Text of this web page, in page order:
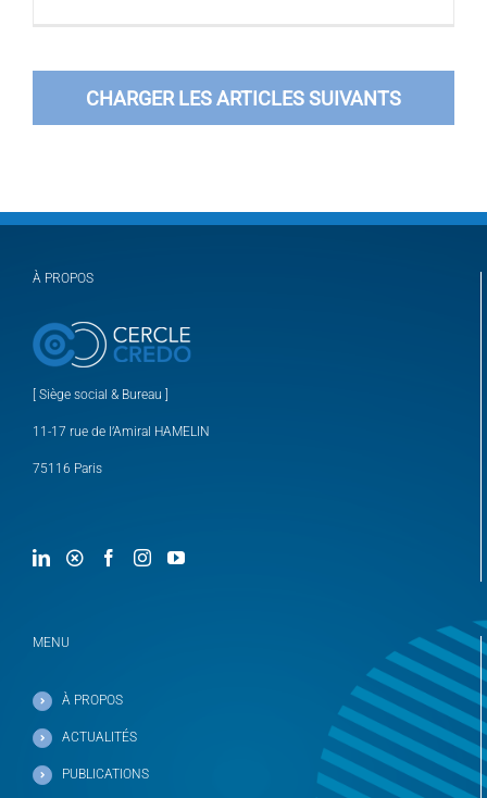
CHARGER LES ARTICLES SUIVANTS
À PROPOS
[ Siège social & Bureau ]
11-17 rue de l’Amiral HAMELIN
75116 Paris
MENU
À PROPOS
ACTUALITÉS
PUBLICATIONS